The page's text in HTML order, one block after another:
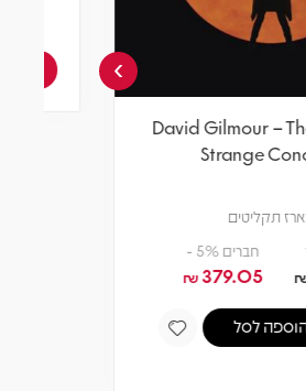
צפיה במוצר
›